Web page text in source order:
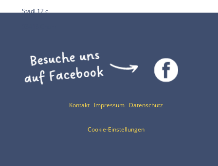
Stadl 12 c
Kontakt Impressum Datenschutz
Cookie-Einstellungen